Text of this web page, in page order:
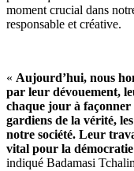
moment crucial dans
responsable et créative.
« Aujourd’hui, nous
par leur dévouement,
chaque jour à façonner
gardiens de la vérité,
notre société. Leur
vital pour la
indiqué Badamasi